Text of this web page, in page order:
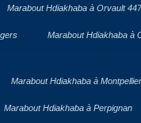
Marabout Hdiakhaba à Orvault
Marabout Hdiakhaba à
Marabout Hdiakhaba à Montpellier
Marabout Hdiakhaba à Perpignan